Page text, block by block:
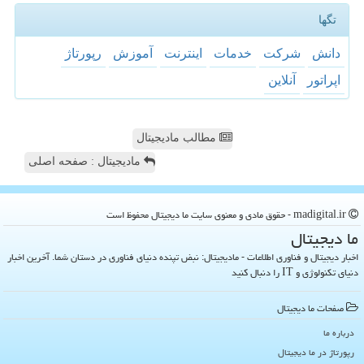
تگها
دانش شركت خدمات اینترنت آموزش
رپورتاژ
اپراتور
آنلاین
مطالب مادیجیتال
مادیجیتال : صفحه اصلی
ما دیجیتال
اخبار دیجیتال و فناوری اطلاعات - مادیجیتال: نبض تپنده دنیای فناوری در دستان شما. آخرین اخبار
دنیای تکنولوژی و IT را دنبال کنید
صفحات ما دیجیتال
درباره ما
رپورتاژ در ما دیجیتال